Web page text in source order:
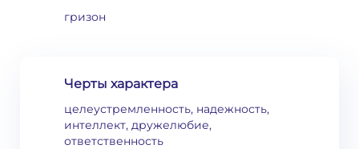
гризон
Черты характера
целеустремленность, надежность,
интеллект, дружелюбие,
ответственность